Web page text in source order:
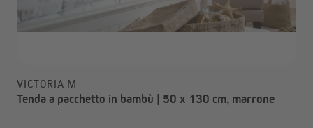
VICTORIA M
Tenda a pacchetto in bambù | 50 x 130 cm, marrone